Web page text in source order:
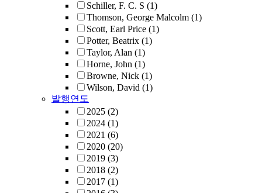
Schiller, F. C. S (1)
Thomson, George Malcolm (1)
Scott, Earl Price (1)
Potter, Beatrix (1)
Taylor, Alan (1)
Horne, John (1)
Browne, Nick (1)
Wilson, David (1)
발행연도
2025 (2)
2024 (1)
2021 (6)
2020 (20)
2019 (3)
2018 (2)
2017 (1)